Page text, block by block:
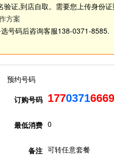
证,到店自取。需要您上传身份
方案
号码后咨询客服138-0371-8585.
预约号码
订购号码 17703716669
最低消费 0
备注 可转任意套餐